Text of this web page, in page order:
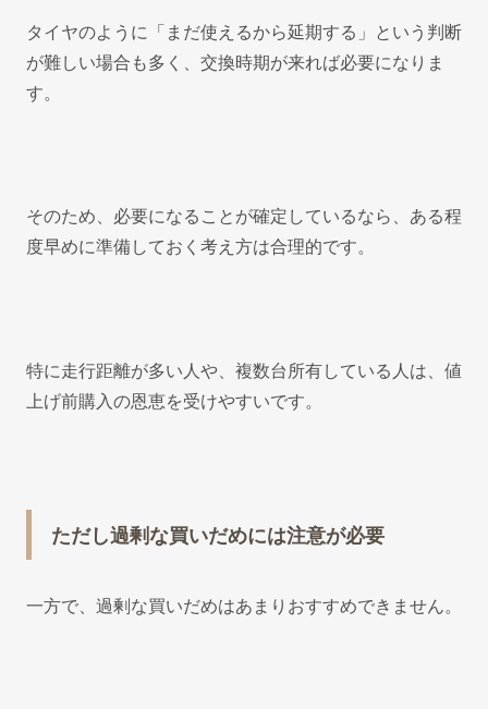
タイヤのように「まだ使えるから延期する」という判断
が難しい場合も多く、交換時期が来れば必要になりま
す。
そのため、必要になることが確定しているなら、ある程
度早めに準備しておく考え方は合理的です。
特に走行距離が多い人や、複数台所有している人は、値
上げ前購入の恩恵を受けやすいです。
ただし過剰な買いだめには注意が必要
一方で、過剰な買いだめはあまりおすすめできません。